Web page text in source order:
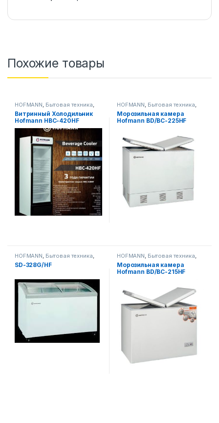
Похожие товары
HOFMANN, Бытовая техника,
Морозильники
Витринный Холодильник
Hofmann HBC-420HF
HOFMANN, Бытовая техника,
Морозильники
Морозильная камера
Hofmann BD/BC-225HF
HOFMANN, Бытовая техника,
Морозильники
SD-328G/HF
HOFMANN, Бытовая техника,
Морозильники
Морозильная камера
Hofmann BD/BC-215HF